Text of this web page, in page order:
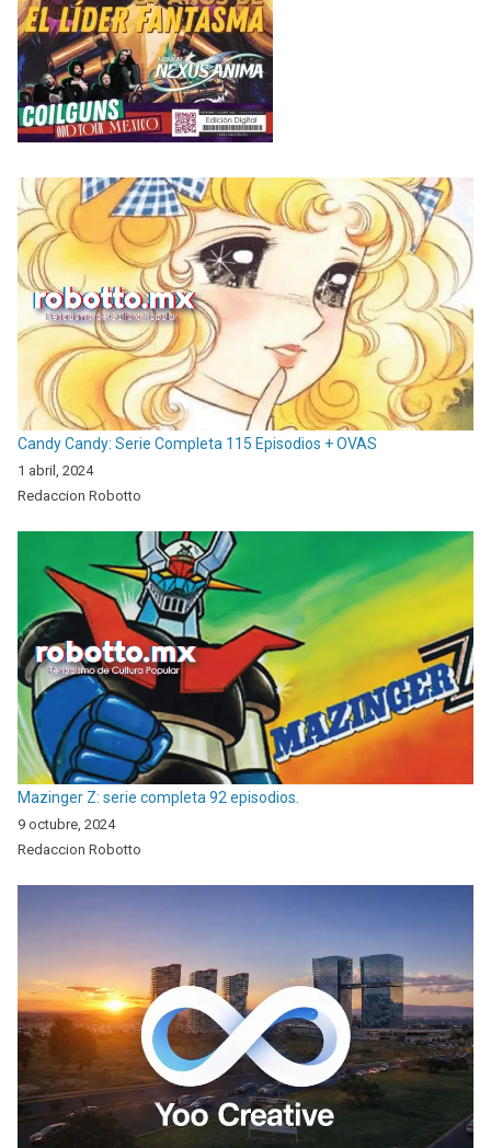
Candy Candy: Serie Completa 115 Episodios + OVAS
1 abril, 2024
Redaccion Robotto
Mazinger Z: serie completa 92 episodios.
9 octubre, 2024
Redaccion Robotto